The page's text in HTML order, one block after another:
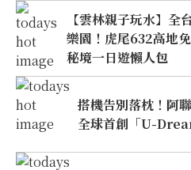
【雲林親子玩水】全
樂園！虎尾632高地
秘境一日遊懶人包
搭機告別落枕！阿
全球首創「U-